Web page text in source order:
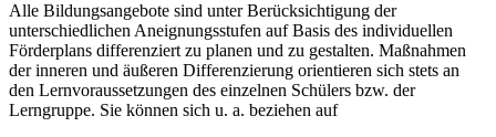
Alle Bildungsangebote sind unter Berücksichtigung der
unterschiedlichen Aneignungsstufen auf Basis des individuellen
Förderplans differenziert zu planen und zu gestalten. Maßnahmen
der inneren und äußeren Differenzierung orientieren sich stets an
den Lernvoraussetzungen des einzelnen Schülers bzw. der
Lerngruppe. Sie können sich u. a. beziehen auf